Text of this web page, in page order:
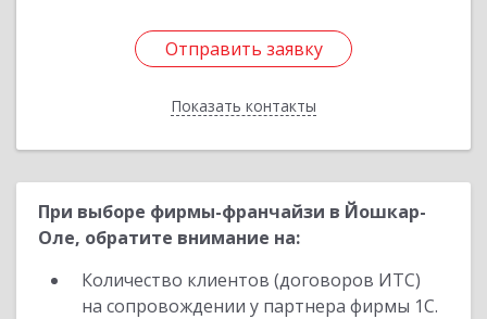
Отправить заявку
Показать контакты
Отправить заявку
Назад
При выборе фирмы-франчайзи в Йошкар-
Оле, обратите внимание на:
Количество клиентов (договоров ИТС)
на сопровождении у партнера фирмы 1С.